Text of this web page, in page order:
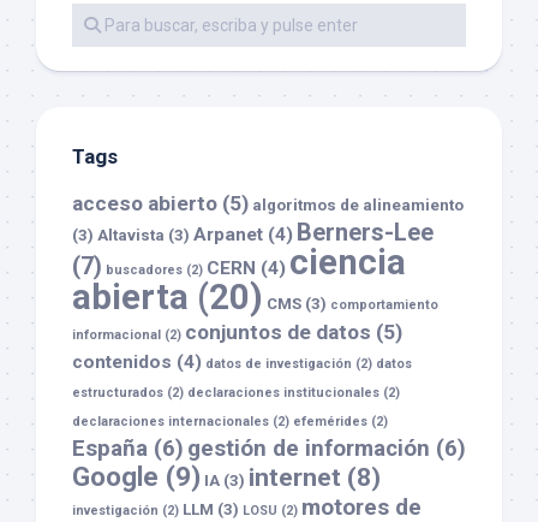
Tags
acceso abierto (5) algoritmos de alineamiento
(3) Altavista (3) Arpanet (4) Berners-Lee
(7) buscadores (2) CERN (4) ciencia
abierta (20) CMS (3) comportamiento
informacional (2) conjuntos de datos (5)
contenidos (4) datos de investigación (2) datos
estructurados (2) declaraciones institucionales (2)
declaraciones internacionales (2) efemérides (2)
España (6) gestión de información (6)
Google (9) IA (3) internet (8)
investigación (2) LLM (3) LOSU (2) motores de